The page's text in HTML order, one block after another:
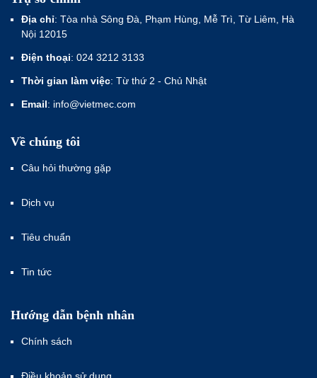
Địa chỉ: Tòa nhà Sông Đà, Phạm Hùng, Mễ Trì, Từ Liêm, Hà
Nội 12015
Điện thoại: 024 3212 3133
Thời gian làm việc: Từ thứ 2 - Chủ Nhật
Email: info@vietmec.com
Về chúng tôi
Câu hỏi thường gặp
Dịch vụ
Tiêu chuẩn
Tin tức
Hướng dẫn bệnh nhân
Chính sách